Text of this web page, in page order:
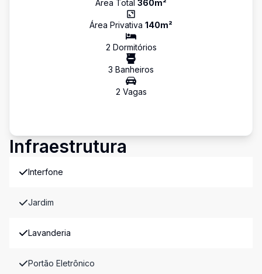
Área Total 360m²
Área Privativa 140m²
2 Dormitórios
3 Banheiros
2 Vagas
Infraestrutura
Interfone
Jardim
Lavanderia
Portão Eletrônico